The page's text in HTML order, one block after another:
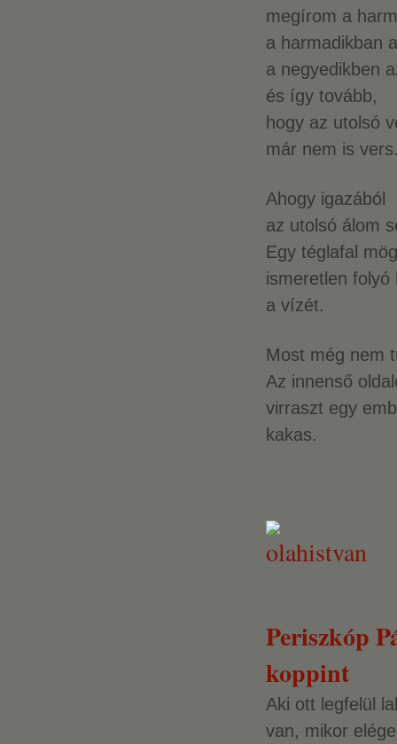
megírom a
a harmadikban
a negyedikben
és így tovább,
hogy az utolsó
már nem is
Ahogy igazából
az utolsó álom
Egy téglafal
ismeretlen folyó
a vízét.
Most még nem
Az innenső
virraszt egy
kakas.
Periszkóp
koppint
Aki ott legfelül
van, mikor